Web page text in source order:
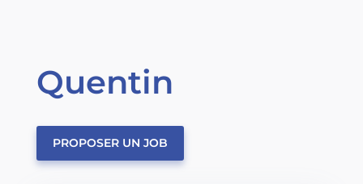
Quentin
PROPOSER UN JOB